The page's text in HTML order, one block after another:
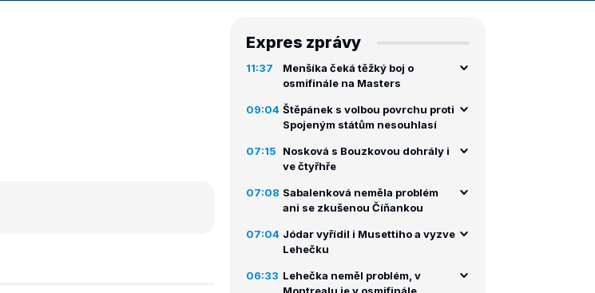
Expres zprávy
11:37
Menšíka čeká těžký boj o
osmifinále na Masters
09:04 Štěpánek s volbou povrchu proti
Spojeným státům nesouhlasí
07:15
Nosková s Bouzkovou dohrály i
ve čtyřhře
07:08 Sabalenková neměla problém
ani se zkušenou Číňankou
07:04 Jódar vyřídil i Musettiho a vyzve
Lehečku
06:33 Lehečka neměl problém, v